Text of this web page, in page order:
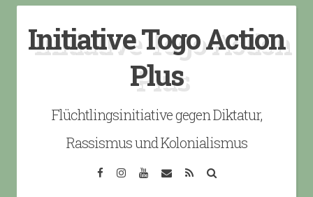
content
Initiative Togo Action
Plus
Flüchtlingsinitiative gegen Diktatur,
Rassismus und Kolonialismus
FacebookInstagramYouTube
EmailRSS